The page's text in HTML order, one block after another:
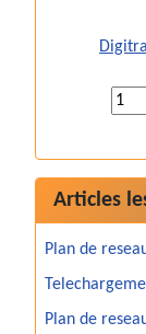
Articles
Plan de
Plan de